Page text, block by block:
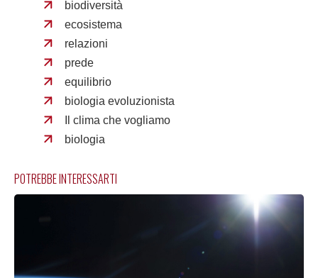
biodiversità
ecosistema
relazioni
prede
equilibrio
biologia evoluzionista
Il clima che vogliamo
biologia
POTREBBE INTERESSARTI